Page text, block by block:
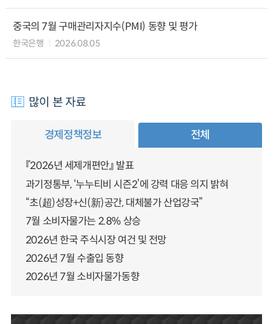
중국의 7월 구매관리자지수(PMI) 동향 및 평가
한국은행 2026.08.05
많이 본 자료
경제정책정보 전체
『2026년 세제개편안』 발표
과기정통부, ‘누누티비 시즌2’에 강력 대응 의지 밝혀
“초(超)성장+신(新)공간, 대체불가 산업강국”
7월 소비자물가는 2.8% 상승
2026년 한국 주식시장 여건 및 전망
2026년 7월 수출입 동향
2026년 7월 소비자물가동향